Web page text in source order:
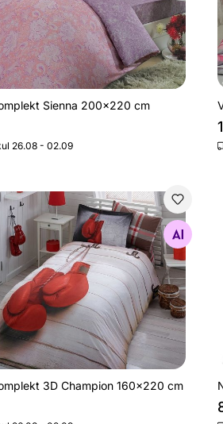
Sienna 200x220 cm
26.08 - 02.09
3D Champion 160x220 cm
Otsi sarnaseid
3D Champion 160x220 cm